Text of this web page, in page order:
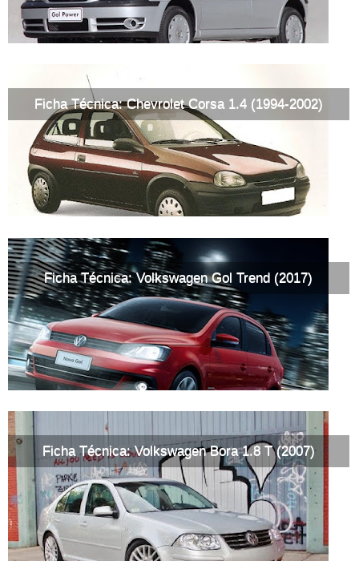
Ficha Técnica: Chevrolet Corsa 1.4 (1994-2002)
Ficha Técnica: Volkswagen Gol Trend (2017)
Ficha Técnica: Volkswagen Bora 1.8 T (2007)